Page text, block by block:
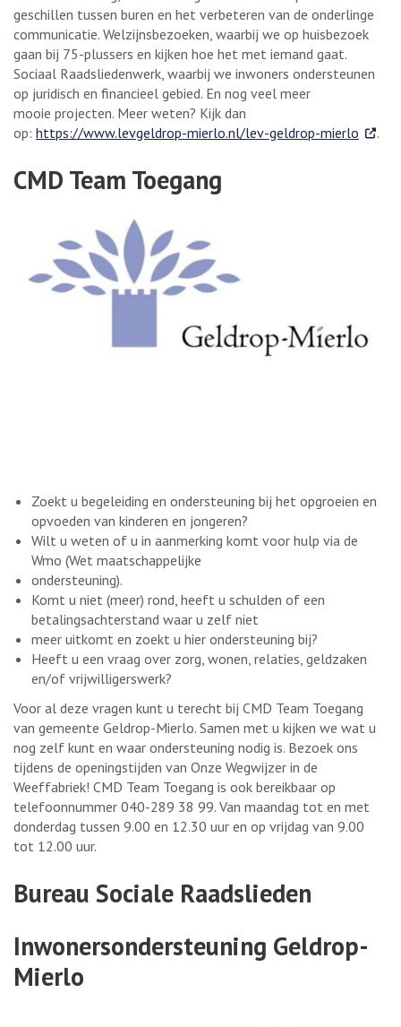
geschillen tussen buren en het verbeteren van de onderlinge
communicatie. Welzijnsbezoeken, waarbij we op huisbezoek
gaan bij 75-plussers en kijken hoe het met iemand gaat.
Sociaal Raadsliedenwerk, waarbij we inwoners ondersteunen
op juridisch en financieel gebied. En nog veel meer
mooie projecten. Meer weten? Kijk dan
op: https://www.levgeldrop-mierlo.nl/lev-geldrop-mierlo . .
CMD Team Toegang
Zoekt u begeleiding en ondersteuning bij het opgroeien en
opvoeden van kinderen en jongeren?
Wilt u weten of u in aanmerking komt voor hulp via de
Wmo (Wet maatschappelijke
ondersteuning).
Komt u niet (meer) rond, heeft u schulden of een
betalingsachterstand waar u zelf niet
meer uitkomt en zoekt u hier ondersteuning bij?
Heeft u een vraag over zorg, wonen, relaties, geldzaken
en/of vrijwilligerswerk?
Voor al deze vragen kunt u terecht bij CMD Team Toegang
van gemeente Geldrop-Mierlo. Samen met u kijken we wat u
nog zelf kunt en waar ondersteuning nodig is. Bezoek ons
tijdens de openingstijden van Onze Wegwijzer in de
Weeffabriek! CMD Team Toegang is ook bereikbaar op
telefoonnummer 040-289 38 99. Van maandag tot en met
donderdag tussen 9.00 en 12.30 uur en op vrijdag van 9.00
tot 12.00 uur.
Bureau Sociale Raadslieden
Inwonersondersteuning Geldrop-
Mierlo